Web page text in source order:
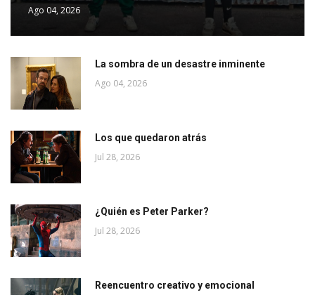
Ago 04, 2026
La sombra de un desastre inminente
Ago 04, 2026
Los que quedaron atrás
Jul 28, 2026
¿Quién es Peter Parker?
Jul 28, 2026
Reencuentro creativo y emocional